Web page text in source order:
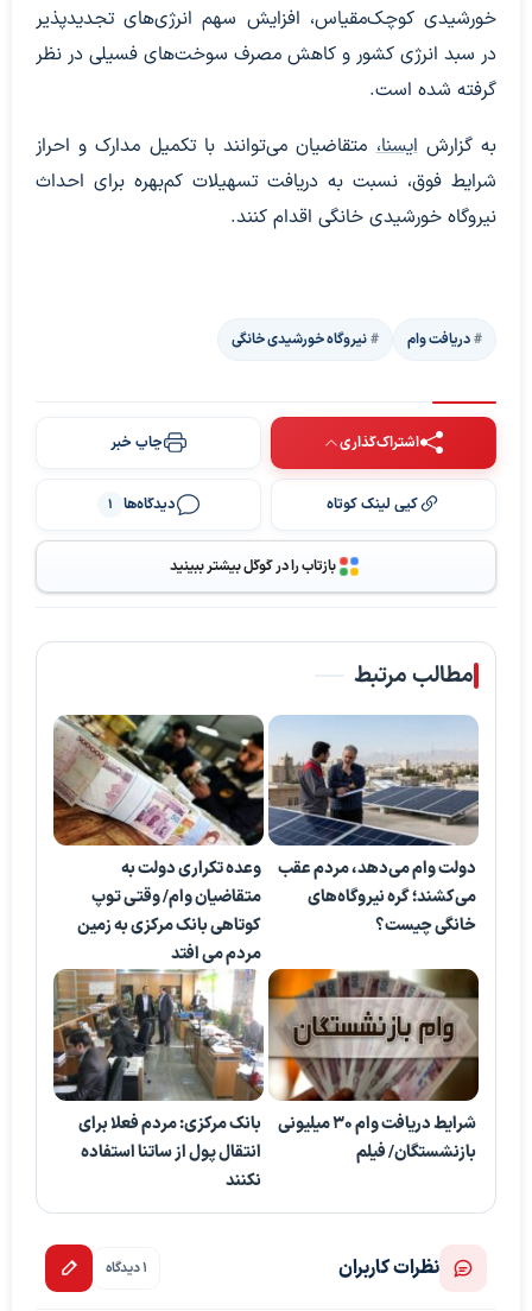
خورشیدی کوچک‌مقیاس، افزایش سهم انرژی‌های تجدیدپذیر
در سبد انرژی کشور و کاهش مصرف سوخت‌های فسیلی در نظر
گرفته شده است.
به گزارشایسنا،متقاضیان می‌توانند با تکمیل مدارک و احراز
شرایط فوق، نسبت به دریافت تسهیلات کم‌بهره برای احداث
نیروگاه خورشیدی خانگی اقدام کنند.
دریافت وام نیروگاه خورشیدی خانگی
اشتراک‌گذاری چاپ خبر
کپی لینک کوتاه دیدگاه‌ها 1
بازتاب را در گوگل بیشتر ببینید
مطالب مرتبط
دولت وام می‌دهد، مردم عقب
می‌کشند؛ گره نیروگاه‌های
خانگی چیست؟
وعده تکراری دولت به
متقاضیان وام/ وقتی توپ
کوتاهی بانک مرکزی به زمین
مردم می افتد
شرایط دریافت وام ۳۰ میلیونی
بازنشستگان/ فیلم
بانک مرکزی: مردم فعلا برای
انتقال پول از ساتنا استفاده
نکنند
نظرات کاربران 1 دیدگاه